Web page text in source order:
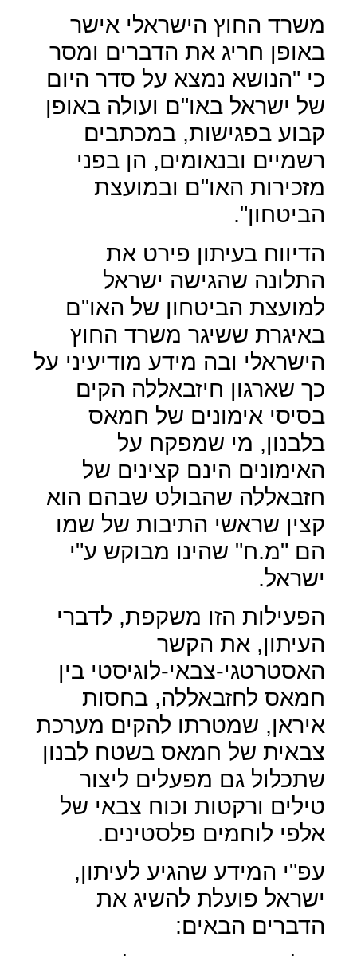
משרד החוץ הישראלי אישר
באופן חריג את הדברים ומסר
כי "הנושא נמצא על סדר היום
של ישראל באו"ם ועולה באופן
קבוע בפגישות, במכתבים
רשמיים ובנאומים, הן בפני
מזכירות האו"ם ובמועצת
הביטחון".
הדיווח בעיתון פירט את
התלונה שהגישה ישראל
למועצת הביטחון של האו"ם
באיגרת ששיגר משרד החוץ
הישראלי ובה מידע מודיעיני על
כך שארגון חיזבאללה הקים
בסיסי אימונים של חמאס
בלבנון, מי שמפקח על
האימונים הינם קצינים של
חזבאללה שהבולט שבהם הוא
קצין שראשי התיבות של שמו
הם "מ.ח" שהינו מבוקש ע"י
ישראל.
הפעילות הזו משקפת, לדברי
העיתון, את הקשר
האסטרטגי-צבאי-לוגיסטי בין
חמאס לחזבאללה, בחסות
איראן, שמטרתו להקים מערכת
צבאית של חמאס בשטח לבנון
שתכלול גם מפעלים ליצור
טילים ורקטות וכוח צבאי של
אלפי לוחמים פלסטינים.
עפ"י המידע שהגיע לעיתון,
ישראל פועלת להשיג את
הדברים הבאים: